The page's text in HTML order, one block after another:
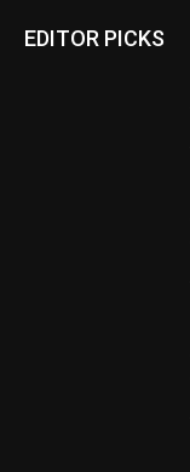
EDITOR PICKS